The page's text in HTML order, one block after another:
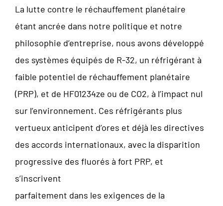
La lutte contre le réchauffement planétaire
étant ancrée dans notre politique et notre
philosophie d’entreprise, nous avons développé
des systèmes équipés de R-32, un réfrigérant à
faible potentiel de réchauffement planétaire
(PRP), et de HF01234ze ou de CO2, à l’impact nul
sur l’environnement. Ces réfrigérants plus
vertueux anticipent d’ores et déjà les directives
des accords internationaux, avec la disparition
progressive des fluorés à fort PRP, et
s’inscrivent
parfaitement dans les exigences de la